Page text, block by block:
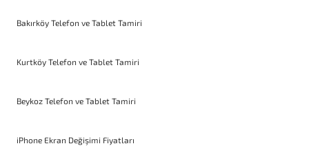
Bakırköy Telefon ve Tablet Tamiri
Kurtköy Telefon ve Tablet Tamiri
Beykoz Telefon ve Tablet Tamiri
iPhone Ekran Değişimi Fiyatları